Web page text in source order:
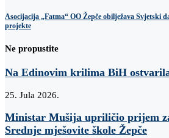
Asocijacija „Fatma“ OO Žepče obilježava Svjetski
projekte
Ne propustite
Na Edinovim krilima BiH
25. Jula 2026.
Ministar Mušija upriličio prijem
Srednje mješovite škole Žepče